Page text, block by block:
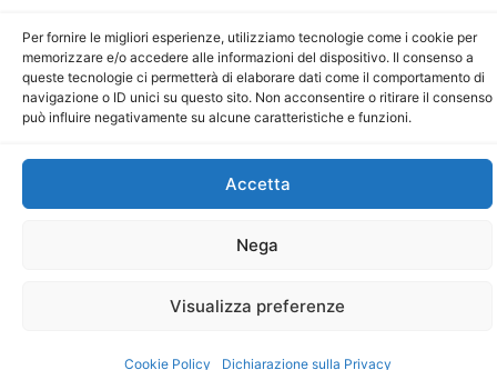
Per fornire le migliori esperienze, utilizziamo tecnologie come i cookie per
memorizzare e/o accedere alle informazioni del dispositivo. Il consenso a
queste tecnologie ci permetterà di elaborare dati come il comportamento di
navigazione o ID unici su questo sito. Non acconsentire o ritirare il consenso
può influire negativamente su alcune caratteristiche e funzioni.
Accetta
Nega
Visualizza preferenze
Cookie Policy Dichiarazione sulla Privacy